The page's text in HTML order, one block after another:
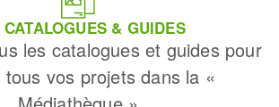
CATALOGUES & GUIDES
les catalogues et guides pour
tous vos projets dans la «